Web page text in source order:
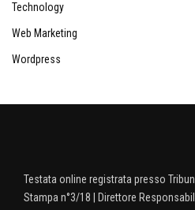
Technology
Web Marketing
Wordpress
Testata online registrata presso
Stampa n°3/18 | Direttore